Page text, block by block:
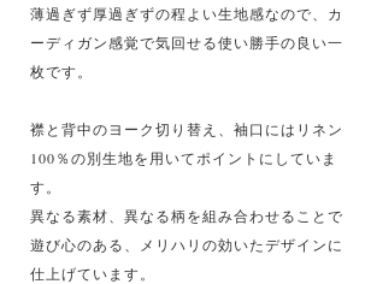
薄過ぎず厚過ぎずの程よい生地感なので、カ
ーディガン感覚で気回せる使い勝手の良い一
枚です。
襟と背中のヨーク切り替え、袖口にはリネン
100％の別生地を用いてポイントにしていま
す。
異なる素材、異なる柄を組み合わせることで
遊び心のある、メリハリの効いたデザインに
仕上げています。